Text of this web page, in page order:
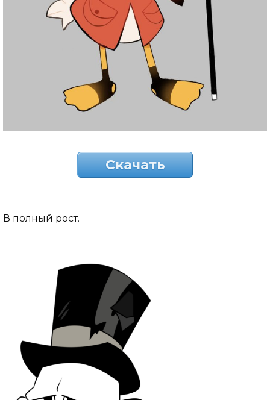
Скачать
В полный рост.